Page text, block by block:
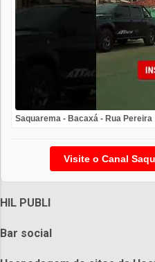
Saquarema - Bacaxá - Rua Pereira
Visite o Canal
HIL PUBLI
Bar social